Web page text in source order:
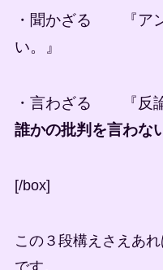
・聞かざる 『ア
い。』
・言わざる 『反
誰かの批判を言わな
[/box]
この３段構えさえあ
です。